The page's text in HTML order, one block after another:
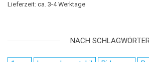
Lieferzeit: ca. 3-4 Werktage
NACH